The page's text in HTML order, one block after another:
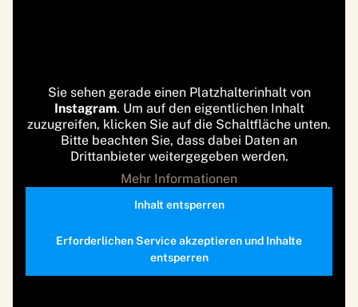
Sie sehen gerade einen Platzhalterinhalt von
Instagram. Um auf den eigentlichen Inhalt
zuzugreifen, klicken Sie auf die Schaltfläche unten.
Bitte beachten Sie, dass dabei Daten an
Drittanbieter weitergegeben werden.
Mehr Informationen
Inhalt entsperren
Erforderlichen Service akzeptieren und Inhalte
entsperren